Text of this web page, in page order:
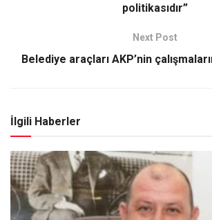
politikasıdır”
Next Post
Belediye araçları AKP’nin
İlgili Haberler